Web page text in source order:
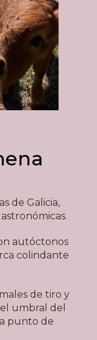
de Galicia,
autóctonos
colindante
de tiro y
umbral del
punto de